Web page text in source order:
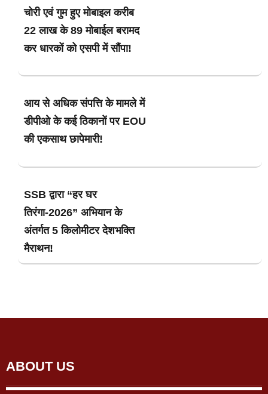
चोरी एवं गुम हुए मोबाइल करीब
22 लाख के 89 मोबाईल बरामद
कर धारकों को एसपी में सौंपा!
आय से अधिक संपत्ति के मामले में
डीपीओ के कई ठिकानों पर EOU
की एकसाथ छापेमारी!
SSB द्वारा “हर घर
तिरंगा-2026” अभियान के
अंतर्गत 5 किलोमीटर देशभक्ति
मैराथन!
ABOUT US